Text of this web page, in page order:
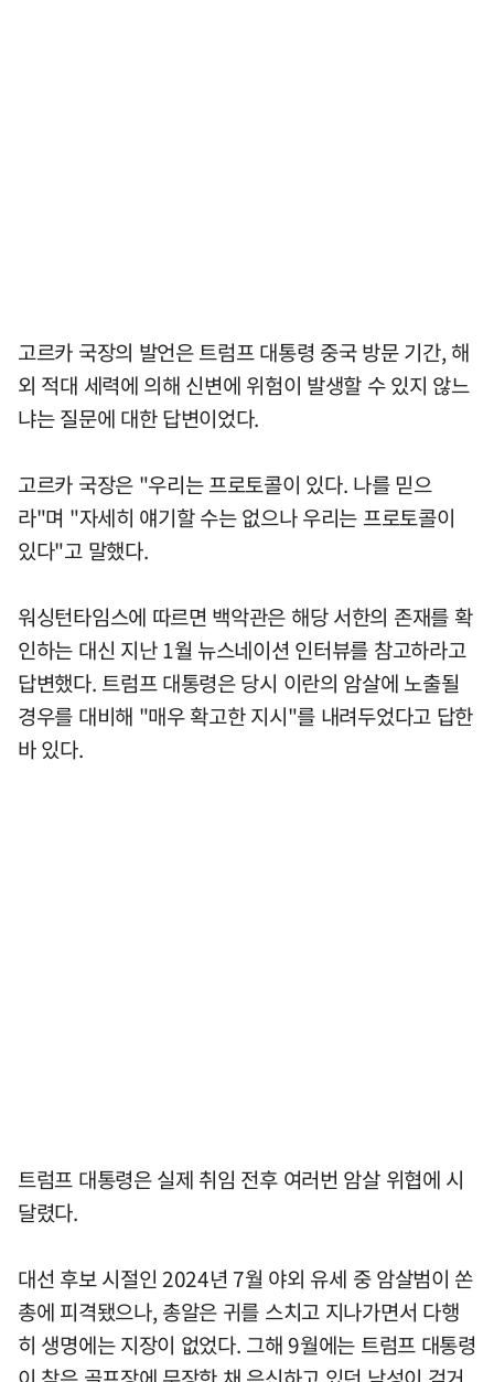
고르카 국장의 발언은 트럼프 대통령 중국 방문 기간, 해
외 적대 세력에 의해 신변에 위험이 발생할 수 있지 않느
냐는 질문에 대한 답변이었다.
고르카 국장은 "우리는 프로토콜이 있다. 나를 믿으
라"며 "자세히 얘기할 수는 없으나 우리는 프로토콜이
있다"고 말했다.
워싱턴타임스에 따르면 백악관은 해당 서한의 존재를 확
인하는 대신 지난 1월 뉴스네이션 인터뷰를 참고하라고
답변했다. 트럼프 대통령은 당시 이란의 암살에 노출될
경우를 대비해 "매우 확고한 지시"를 내려두었다고 답한
바 있다.
트럼프 대통령은 실제 취임 전후 여러번 암살 위협에 시
달렸다.
대선 후보 시절인 2024년 7월 야외 유세 중 암살범이 쏜
총에 피격됐으나, 총알은 귀를 스치고 지나가면서 다행
히 생명에는 지장이 없었다. 그해 9월에는 트럼프 대통령